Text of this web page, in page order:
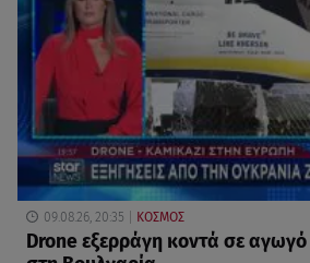
09.08.26, 20:35 ΚΟΣΜΟΣ
Drone εξερράγη κοντά σε